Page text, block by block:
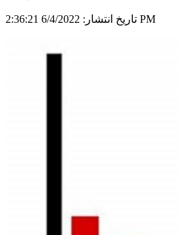
تاریخ انتشار: 6/4/2022 2:36:21 PM